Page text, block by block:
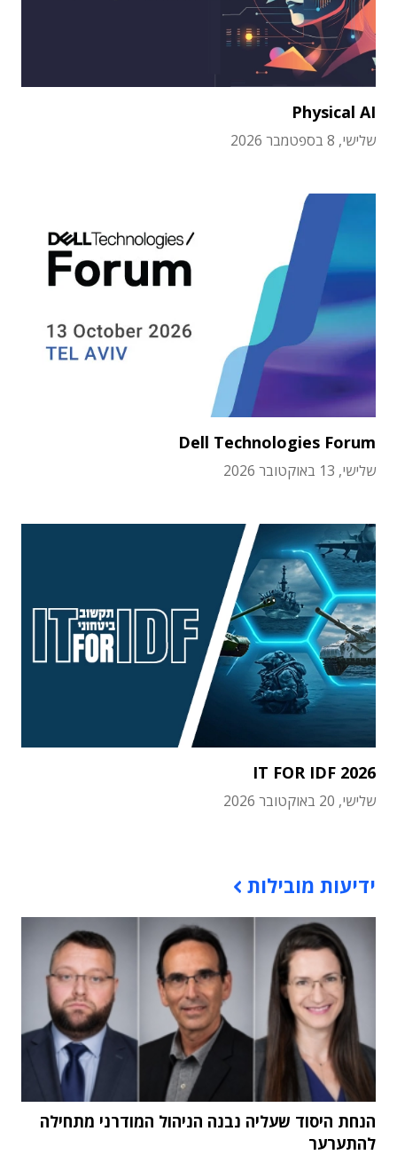
Physical AI
שלישי, 8 בספטמבר 2026
Dell Technologies Forum
שלישי, 13 באוקטובר 2026
IT FOR IDF 2026
שלישי, 20 באוקטובר 2026
ידיעות מובילות
הנחת היסוד שעליה נבנה הניהול המודרני מתחילה
להתערער